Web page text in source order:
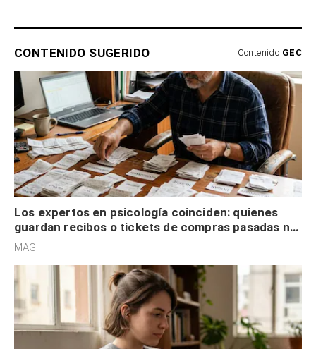
CONTENIDO SUGERIDO Contenido GEC
Los expertos en psicología coinciden: quienes
guardan recibos o tickets de compras pasadas no
son acumuladores, sino que tienen necesidad de
MAG.